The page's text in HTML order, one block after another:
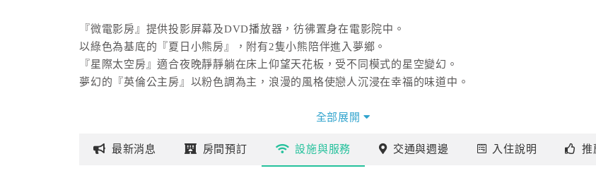
『微電影房』提供投影屏幕及DVD播放器，彷彿置身在電影院中。
以綠色為基底的『夏日小熊房』，附有2隻小熊陪伴進入夢鄉。
『星際太空房』適合夜晚靜靜躺在床上仰望天花板，受不同模式的星空變幻。
夢幻的『英倫公主房』以粉色調為主，浪漫的風格使戀人沉浸在幸福的味道中。
全部展開
最新消息 房間預訂 設施與服務 交通與週邊 入住說明 推